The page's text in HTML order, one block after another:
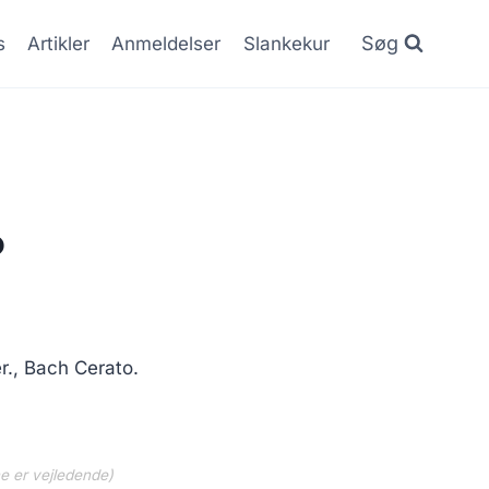
Artikler Anmeldelser Slankekur Søg
Bach Cerato.
er vejledende)